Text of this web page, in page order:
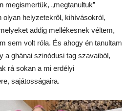
megismertük, „megtanultuk”
helyzetekről, kihívásokról,
addig mellékesnek véltem,
sem volt róla. És ahogy én tanultam
a ghánai szinódusi tag szavaiból,
rá sokan a mi erdélyi
sajátosságaira.